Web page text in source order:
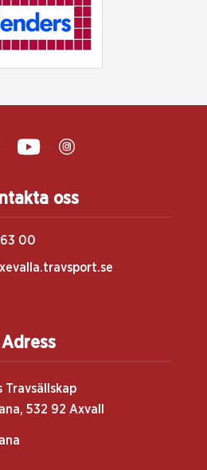
oss
00
Adress
532 92 Axvall